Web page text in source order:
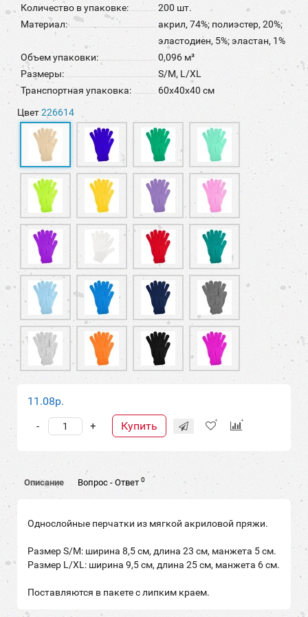
Количество в упаковке:
200 шт.
Материал:
акрил, 74%; полиэстер, 20%;
эластодиен, 5%; эластан, 1%
Объем упаковки:
0,096 м³
Размеры:
S/M, L/XL
Транспортная упаковка:
60x40x40 см
Цвет226614
11.08р.
+
- Купить
Описание Вопрос - Ответ 0
Однослойные перчатки из мягкой акриловой пряжи.
Размер S/M: ширина 8,5 см, длина 23 см, манжета 5 см.
Pазмер L/XL: ширина 9,5 см, длина 25 см, манжета 6 см.
Поставляются в пакете с липким краем.